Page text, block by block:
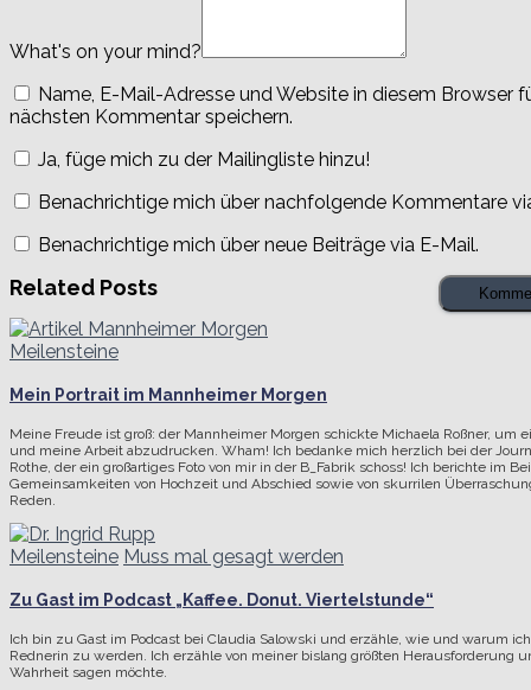
What's on your mind?
Name, E-Mail-Adresse und Website in diesem Browser
nächsten Kommentar speichern.
Ja, füge mich zu der Mailingliste hinzu!
Benachrichtige mich über nachfolgende Kommentare
Benachrichtige mich über neue Beiträge via E-Mail.
Related Posts
Meilensteine
Mein Portrait im Mannheimer Morgen
Meine Freude ist groß: der Mannheimer Morgen schickte Michaela Roßner, um
und meine Arbeit abzudrucken. Wham! Ich bedanke mich herzlich bei der
Rothe, der ein großartiges Foto von mir in der B_Fabrik schoss! Ich berichte im
Gemeinsamkeiten von Hochzeit und Abschied sowie von skurrilen
Reden.
Meilensteine Muss mal gesagt werden
Zu Gast im Podcast „Kaffee. Donut. Viertelstunde“
Ich bin zu Gast im Podcast bei Claudia Salowski und erzähle, wie und warum
Rednerin zu werden. Ich erzähle von meiner bislang größten Herausforderung
Wahrheit sagen möchte.